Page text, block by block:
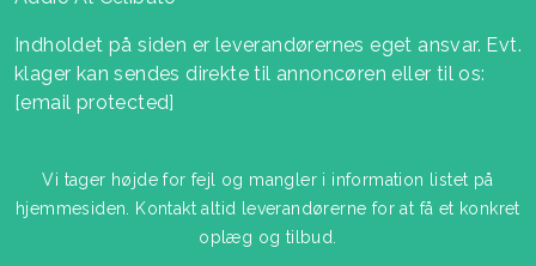
Indholdet på siden er leverandørernes eget ansvar. Evt.
klager kan sendes direkte til annoncøren eller til os:
[email protected]
Vi tager højde for fejl og mangler i information listet på
hjemmesiden. Kontakt altid leverandørerne for at få et konkret
oplæg og tilbud.